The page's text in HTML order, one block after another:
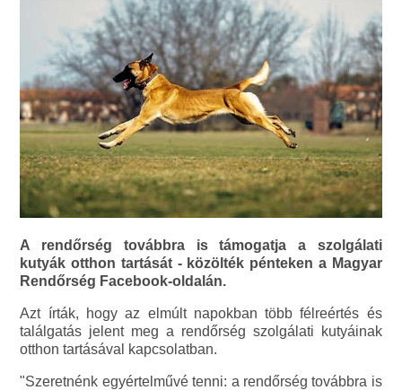
A rendőrség továbbra is támogatja a szolgálati
kutyák otthon tartását - közölték pénteken a Magyar
Rendőrség Facebook-oldalán.
Azt írták, hogy az elmúlt napokban több félreértés és
találgatás jelent meg a rendőrség szolgálati kutyáinak
otthon tartásával kapcsolatban.
"Szeretnénk egyértelművé tenni: a rendőrség továbbra is